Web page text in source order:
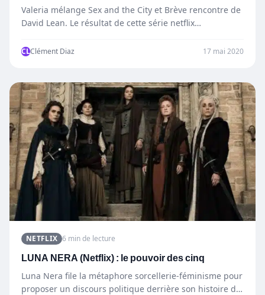
Valeria mélange Sex and the City et Brève rencontre de
David Lean. Le résultat de cette série netflix…
CLClément Diaz 17 mai 2020
NETFLIX 6 min de lecture
LUNA NERA (Netflix) : le pouvoir des cinq
Luna Nera file la métaphore sorcellerie-féminisme pour
proposer un discours politique derrière son histoire de